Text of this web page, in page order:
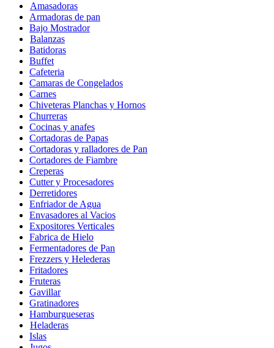
Amasadoras
Armadoras de pan
Bajo Mostrador
Balanzas
Batidoras
Buffet
Cafeteria
Camaras de Congelados
Carnes
Chiveteras Planchas y Hornos
Churreras
Cocinas y anafes
Cortadoras de Papas
Cortadoras y ralladores de Pan
Cortadores de Fiambre
Creperas
Cutter y Procesadores
Derretidores
Enfriador de Agua
Envasadores al Vacios
Expositores Verticales
Fabrica de Hielo
Fermentadores de Pan
Frezzers y Helederas
Fritadores
Fruteras
Gavillar
Gratinadores
Hamburgueseras
Heladeras
Islas